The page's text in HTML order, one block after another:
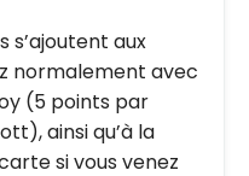
s’ajoutent aux
normalement avec
(5 points par
ainsi qu’à la
si vous venez